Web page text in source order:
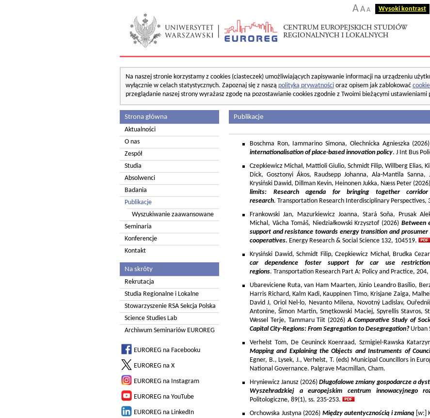
AA A Wysoki kontrast
Na naszej stronie korzystamy z cookies (ciasteczek) umożliwiających zapisywanie informacji na urządzeniu
wyłącznie w celach statystycznych. Zapoznaj się z naszą polityką prywatności oraz opisem jak zablokować
przeglądanie naszej strony wyrażasz zgodę na pozostawianie cookies zgodnie z Twoimi bieżącymi ustawieniami
Strona główna
Aktualności
O nas
Zespół
Studia
Absolwenci
Badania
Publikacje
Wyszukiwanie zaawansowane
Seminaria
Konferencje
Kontakt
Na skróty
Rekrutacja
Studia Regionalne i Lokalne
Stowarzyszenie RSA Sekcja Polska
Science Studies Lab
Archiwum Seminariów EUROREG
EUROREG na Facebooku
EUROREG na X
EUROREG na Instagram
EUROREG na YouTube
EUROREG na LinkedIn
Publikacje
Boschma Ron, Iammarino Simona, Olechnicka Agnieszka (2026)
internationalisation of place-based innovation policy. J Int Bus
Czepkiewicz Michał, Mattioli Giulio, Schmidt Filip, Willberg Elias,
Dick, Gosztonyi Ákos, Raudsepp Johanna, Ala-Mantila Sanna,
Krysiński Dawid, Dillman Kevin, Heinonen Jukka, Næss Peter (2026)
limits: Research agenda for bringing together
research. Transportation Research Interdisciplinary Perspectives,
Frankowski Jan, Mazurkiewicz Joanna, Stará Soňa, Prusak
Michal, Vácha Tomáš, Niedziałkowski Krzysztof (2026) Between
support and resistance towards energy transition and prosumer
cooperatives. Energy Research & Social Science 132, 104519.
Krysiński Dawid, Schmidt Filip, Czepkiewicz Michał, Brudka
car dependence foster support for car use
regions. Transportation Research Part A: Policy and Practice, 204,
Ubareviciene Ruta, van Ham Maarten, Júnio Leandro Basílio,
Harris Richard, Kalm Kadi, Kauppinen Timo, Krisjane Zaiga,
David J, Oriol Nel-lo, Nevanto Milena, Novotný Ladislav,
Antonine, Šimon Martin, Smętkowski Maciej, Spyrellis Stavros,
Wessel Terje, Tammaru Tiit (2026)A Comparative Study of
Capital City-Regions: From Segregation to Desegregation?Urban
Verhelst Tom, De Ceuninck Koenraad, Szmigiel-Rawska
Mapping and Explaining the Objects and Instruments of
Egner, B., Lysek, J., Verhelst, T. (eds) Municipal Councillors in
National Governance. Palgrave Macmillan, Cham.
Hryniewicz Janusz (2026) Długofalowe zmiany gospodarcze a
Wyszehradzkiej a europejskim centrum innowacyjnego
Politologiczne, 89(1), ss. 235-253.
Orchowska Justyna (2026) Między autentycznością i zmianą [w:]